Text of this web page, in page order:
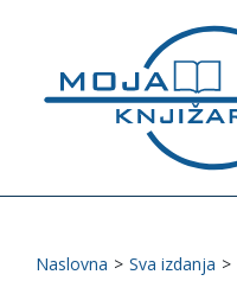
Naslovna > Sva izdanja >